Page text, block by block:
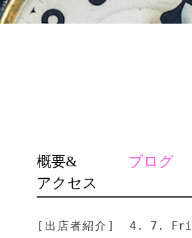
SKIP
TO
CONTENT
概要&
アクセス
ブログ
[出店者紹介] 4. 7. Fri